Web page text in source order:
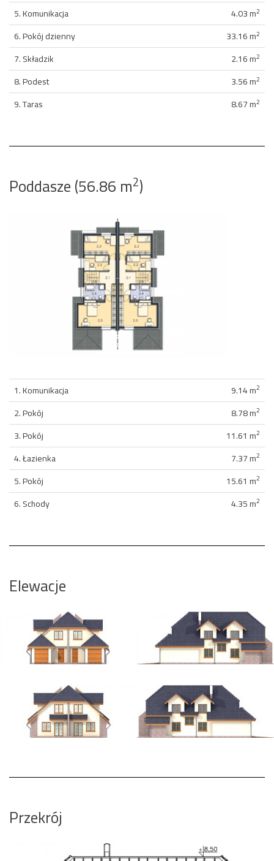
5. Komunikacja 4.03 m2
6. Pokój dzienny 33.16 m2
7. Składzik 2.16 m2
8. Podest 3.56 m2
9. Taras 8.67 m2
Poddasze (56.86 m2)
1. Komunikacja 9.14 m2
2. Pokój 8.78 m2
3. Pokój 11.61 m2
4. Łazienka 7.37 m2
5. Pokój 15.61 m2
6. Schody 4.35 m2
Elewacje
Przekrój